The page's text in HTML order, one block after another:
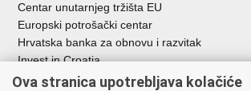
Centar unutarnjeg tržišta EU
Europski potrošački centar
Hrvatska banka za obnovu i razvitak
Invest in Croatia
Europska banka za obnovu i razvoj
Ova stranica upotrebljava kolačiće